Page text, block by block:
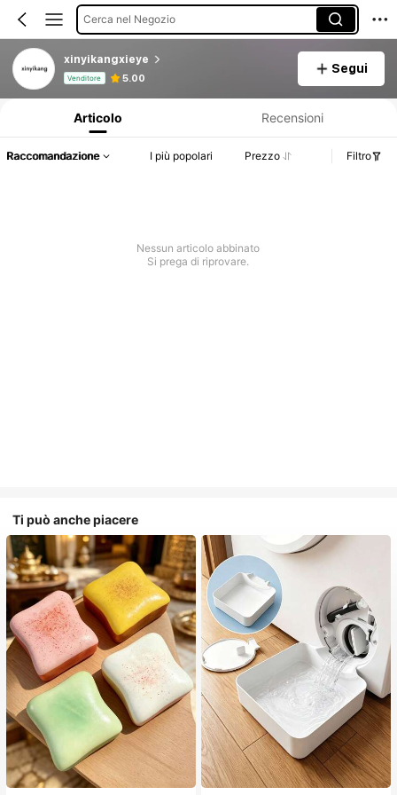
Cerca nel Negozio
xinyikangxieye
Venditore 5.00
Segui
Articolo Recensioni
Raccomandazione I più popolari Prezzo Filtro
Nessun articolo abbinato
Si prega di riprovare.
Ti può anche piacere